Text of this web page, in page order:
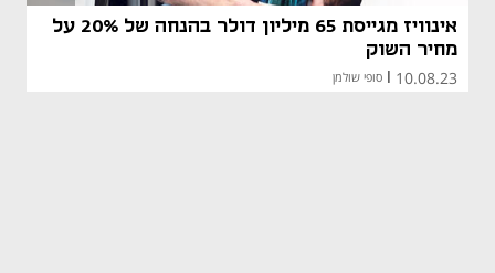
אינוויז מגייסת 65 מיליון דולר בהנחה של 20% על
מחיר השוק
10.08.23 סופי שולמן